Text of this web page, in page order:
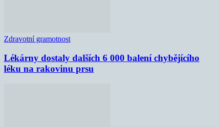
Zdravotní gramotnost
Lékárny dostaly dalších 6 000 balení chybějícího
léku na rakovinu prsu